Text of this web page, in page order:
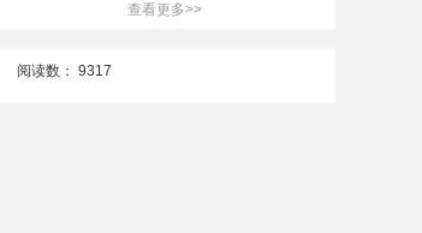
查看更多>>
阅读数： 9317